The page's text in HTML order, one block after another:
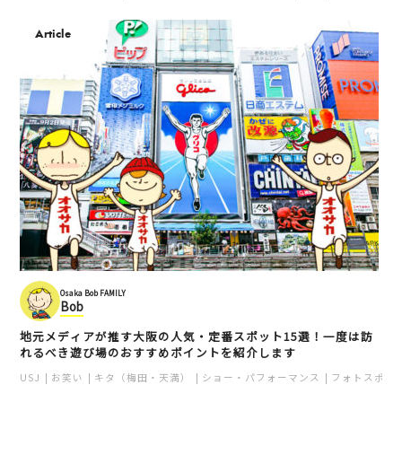
Article
Osaka Bob FAMILY
Bob
地元メディアが推す大阪の人気・定番スポット15選！一度は訪
れるべき遊び場のおすすめポイントを紹介します
USJ お笑い キタ（梅田・天満） ショー・パフォーマンス フォトスポッ